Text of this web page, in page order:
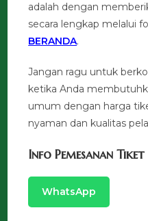
adalah dengan
secara lengkap melalui
BERANDA.
Jangan ragu untuk
ketika Anda
umum dengan harga
nyaman dan kualitas
Info Pemesanan Tiket
WhatsApp